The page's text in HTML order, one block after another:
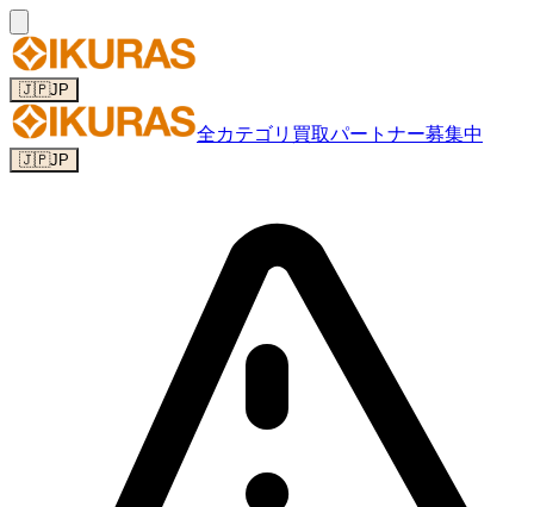
🇯🇵JP
全カテゴリ 買取パートナー募集中
🇯🇵JP